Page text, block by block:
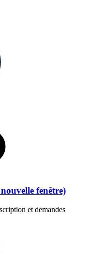
fenêtre)
et demandes